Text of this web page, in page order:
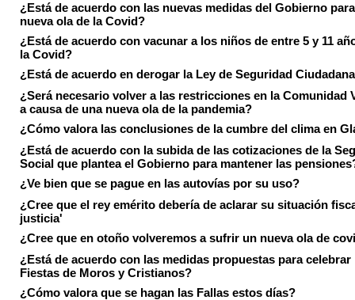
¿Está de acuerdo con las nuevas medidas del Gobierno
nueva ola de la Covid?
¿Está de acuerdo con vacunar a los niños de entre 5 y 11
la Covid?
¿Está de acuerdo en derogar la Ley de Seguridad
¿Será necesario volver a las restricciones en la Comunidad
a causa de una nueva ola de la pandemia?
¿Cómo valora las conclusiones de la cumbre del clima en
¿Está de acuerdo con la subida de las cotizaciones de la
Social que plantea el Gobierno para mantener las
¿Ve bien que se pague en las autovías por su uso?
¿Cree que el rey emérito debería de aclarar su situación
justicia'
¿Cree que en otoño volveremos a sufrir un nueva ola de
¿Está de acuerdo con las medidas propuestas para celebrar
Fiestas de Moros y Cristianos?
¿Cómo valora que se hagan las Fallas estos días?